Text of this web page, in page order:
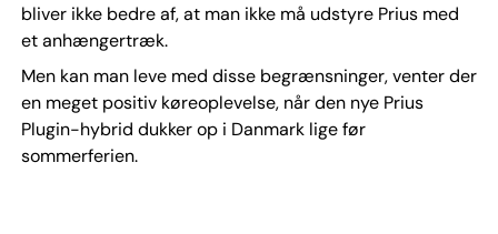
bliver ikke bedre af, at man ikke må udstyre Prius med
et anhængertræk.
Men kan man leve med disse begrænsninger, venter der
en meget positiv køreoplevelse, når den nye Prius
Plugin-hybrid dukker op i Danmark lige før
sommerferien.